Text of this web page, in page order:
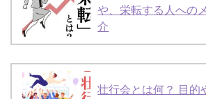
や、栄転する人への
介
壮行会とは何？ 目的